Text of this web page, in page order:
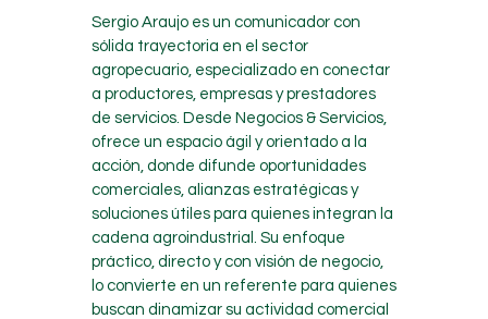
Sergio Araujo es un comunicador con
sólida trayectoria en el sector
agropecuario, especializado en conectar
a productores, empresas y prestadores
de servicios. Desde Negocios & Servicios,
ofrece un espacio ágil y orientado a la
acción, donde difunde oportunidades
comerciales, alianzas estratégicas y
soluciones útiles para quienes integran la
cadena agroindustrial. Su enfoque
práctico, directo y con visión de negocio,
lo convierte en un referente para quienes
buscan dinamizar su actividad comercial